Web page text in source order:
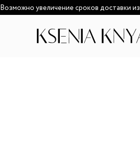
Возможно увеличение сроков доставки